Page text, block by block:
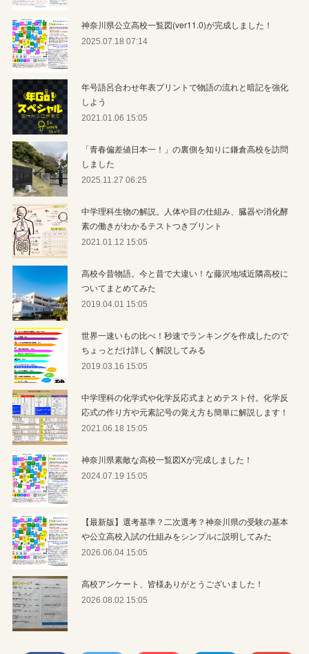
神奈川県公立高校一覧図(ver11.0)が完成しました！
2025.07.18 07:14
年号語呂合わせ年表プリントで物語の流れと暗記を強化
しよう
2021.01.06 15:05
「青春偏差値日本一！」の裏側を知りに鎌倉高校を訪問
しました
2025.11.27 06:25
中学理科生物の解説。人体や目の仕組み、臓器や消化酵
素の働きがわかるテストつきプリント
2021.01.12 15:05
高校今昔物語。今と昔で大違い！な藤沢地域近隣高校に
ついてまとめてみた
2019.04.01 15:05
世界一速いもの比べ！秒速でランキングを作成したので
ちょっとだけ詳しく解説してみる
2019.03.16 15:05
中学理科の化学式や化学反応式まとめテスト付。化学反
応式の作り方や元素記号の覚え方も簡単に解説します！
2021.06.18 15:05
神奈川県素敵な高校一覧図Xが完成しました！
2024.07.19 15:05
【最新版】選考基準？二次選考？神奈川県の受験の基本
や公立高校入試の仕組みをシンプルに説明してみた
2026.06.04 15:05
高校アンケート、皆様ありがとうございました！
2026.08.02 15:05